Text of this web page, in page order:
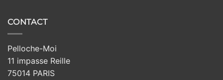
CONTACT
Pelloche-Moi
11 impasse Reille
75014 PARIS